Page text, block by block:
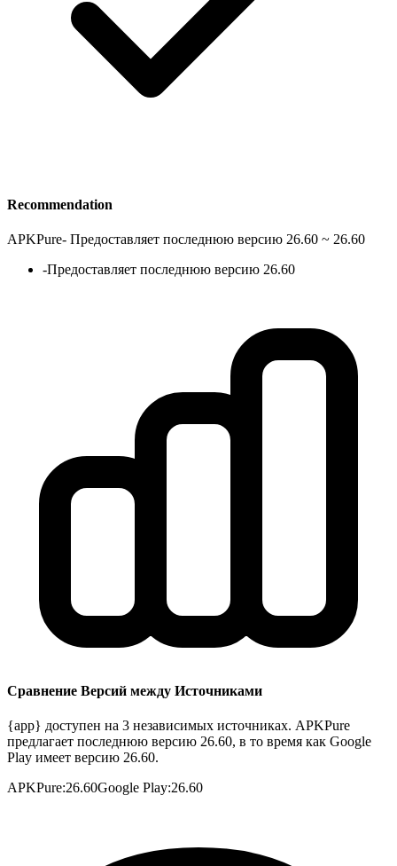
Recommendation
APKPure- Предоставляет последнюю версию 26.60 ~ 26.60
-Предоставляет последнюю версию 26.60
Сравнение Версий между Источниками
{app} доступен на 3 независимых источниках. APKPure
предлагает последнюю версию 26.60, в то время как Google
Play имеет версию 26.60.
APKPure:26.60Google Play:26.60